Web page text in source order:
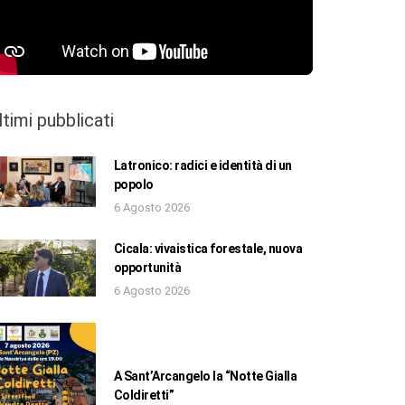
pubblicati
Latronico: radici e identità di un
popolo
6 Agosto 2026
Cicala: vivaistica forestale, nuova
opportunità
6 Agosto 2026
A Sant’Arcangelo la “Notte Gialla
Coldiretti”